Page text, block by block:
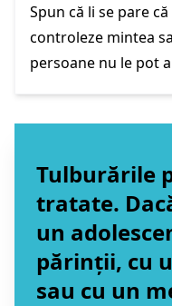
Spun că li se pare
controleze mintea
persoane nu le pot
Tulburările
tratate.
un
părinții, cu
sau cu un